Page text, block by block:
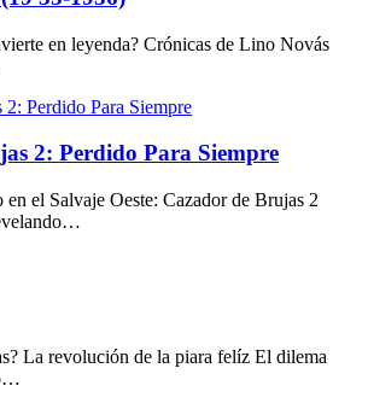
en leyenda? Crónicas de Lino Novás
2: Perdido Para Siempre
el Salvaje Oeste: Cazador de Brujas 2
La revolución de la piara felíz El dilema